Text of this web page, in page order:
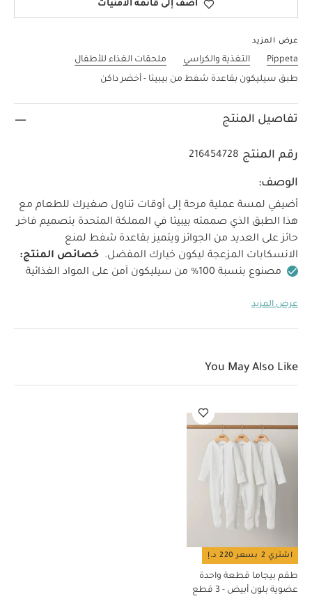
أضف إلى قائمة الأمنيات
عرض المزيد
Pippeta التغذية والكراسي
ملحقات الغذاء للأطفال
طبق سيليكون بقاعدة شفط من بيبيتا - أخضر داكن
تفاصيل المنتج
رقم المنتج 216454728
الوصف:
أضيفي لمسة عملية مرحة إلى أوقات تناول صغيرك للطعام مع
هذا الطبق الذي صممته بيبيتا في المملكة المتحدة بتصميم فاخر
حائز على العديد من الجوائز ويتميز بقاعدة شفط لمنع
الانسكابات المزعجة ليكون خيارك المفضل. خصائص المنتج:
مصنوع بنسبة 100‏%‏ من سيليكون آمن على المواد الغذائية
غسالة الأطباق والميكروويف
عرض المزيد
You May Also Like
اشتري 2 بسعر 220 د.إ
طقم بيجاما قطعة واحدة
عضوية بلون أبيض - 3 قطع